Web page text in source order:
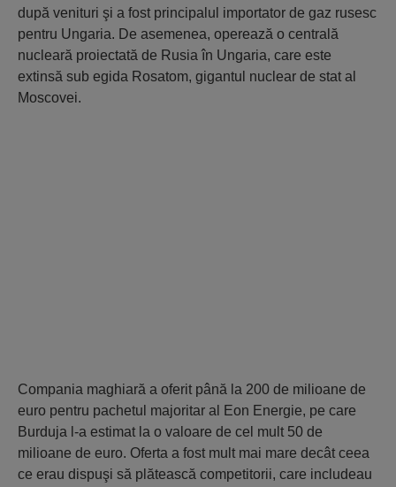
după venituri şi a fost principalul importator de gaz rusesc
pentru Ungaria. De asemenea, operează o centrală
nucleară proiectată de Rusia în Ungaria, care este
extinsă sub egida Rosatom, gigantul nuclear de stat al
Moscovei.
Compania maghiară a oferit până la 200 de milioane de
euro pentru pachetul majoritar al Eon Energie, pe care
Burduja l-a estimat la o valoare de cel mult 50 de
milioane de euro. Oferta a fost mult mai mare decât ceea
ce erau dispuşi să plătească competitorii, care includeau